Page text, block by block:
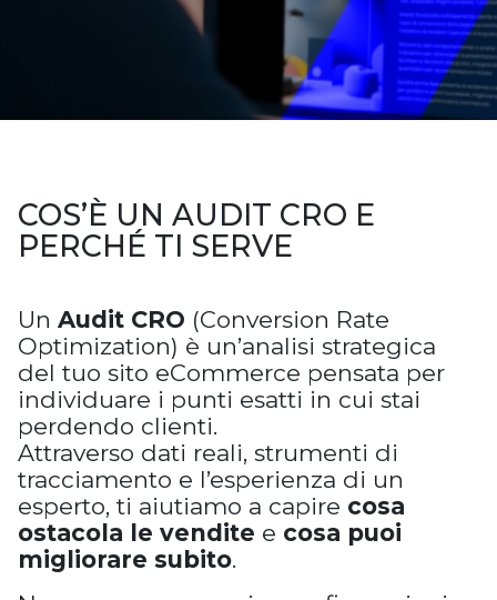
COS’È UN AUDIT CRO E
PERCHÉ TI SERVE
Un Audit CRO (Conversion Rate
Optimization) è un’analisi strategica
del tuo sito eCommerce pensata per
individuare i punti esatti in cui stai
perdendo clienti.
Attraverso dati reali, strumenti di
tracciamento e l’esperienza di un
esperto, ti aiutiamo a capire cosa
ostacola le vendite e cosa puoi
migliorare subito.